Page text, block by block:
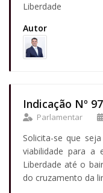
Liberdade
Autor
Indicação Nº
Parlamentar
Solicita-se que
viabilidade para a
Liberdade até o
do cruzamento da